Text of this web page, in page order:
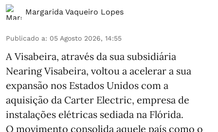
Margarida Vaqueiro Lopes
Publicado a: 05 Agosto 2026, 14:55
A Visabeira, através da sua subsidiária
Nearing Visabeira, voltou a acelerar a sua
expansão nos Estados Unidos com a
aquisição da Carter Electric, empresa de
instalações elétricas sediada na Flórida.
O movimento consolida aquele país como o